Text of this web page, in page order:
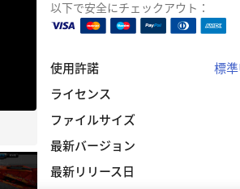
以下で安全にチェックアウト：
使用許諾
標
ライセンス
ファイルサイズ
最新バージョン
最新リリース日